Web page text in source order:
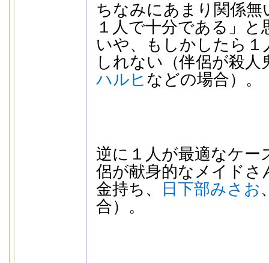
ちなみにあまり関係無
１人で十分である」と
いや、もしかしたら
しれない（伴侶が殺人
ハルヒ などの場合）。
逆に１人が最適なケー
侶が献身的なメイド
金持ち、
日下部みさお
合）。